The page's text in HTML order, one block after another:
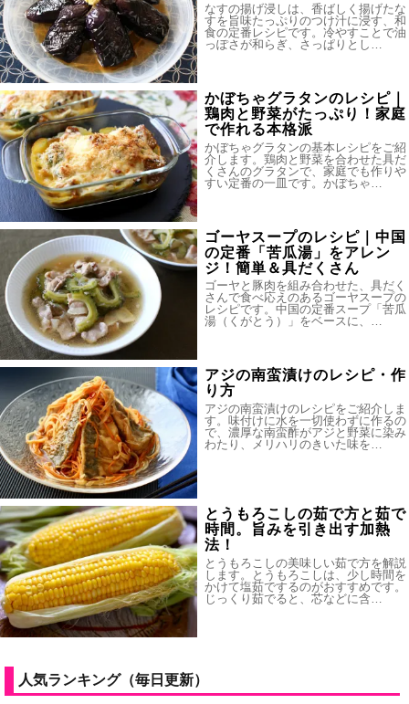
なすの揚げ浸しは、香ばしく揚げたな
すを旨味たっぷりのつけ汁に浸す、和
食の定番レシピです。冷やすことで油
っぽさが和らぎ、さっぱりとし…
かぼちゃグラタンのレシピ｜
鶏肉と野菜がたっぷり！家庭
で作れる本格派
かぼちゃグラタンの基本レシピをご紹
介します。鶏肉と野菜を合わせた具だ
くさんのグラタンで、家庭でも作りや
すい定番の一皿です。かぼちゃ…
ゴーヤスープのレシピ｜中国
の定番「苦瓜湯」をアレン
ジ！簡単＆具だくさん
ゴーヤと豚肉を組み合わせた、具だく
さんで食べ応えのあるゴーヤスープの
レシピです。中国の定番スープ「苦瓜
湯（くがとう）」をベースに、…
アジの南蛮漬けのレシピ・作
り方
アジの南蛮漬けのレシピをご紹介しま
す。味付けに水を一切使わずに作るの
で、濃厚な南蛮酢がアジと野菜に染み
わたり、メリハリのきいた味を…
とうもろこしの茹で方と茹で
時間。旨みを引き出す加熱
法！
とうもろこしの美味しい茹で方を解説
します。とうもろこしは、少し時間を
かけて塩茹でするのがおすすめです。
じっくり茹でると、芯などに含…
人気ランキング（毎日更新）